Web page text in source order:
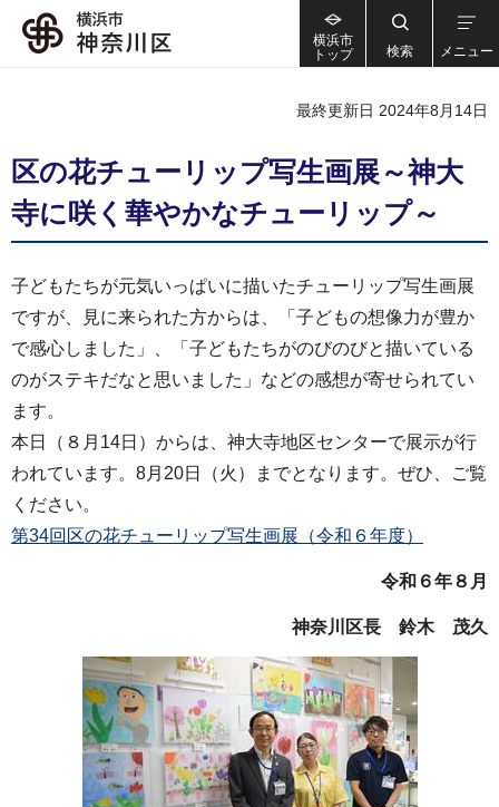
横浜市
トップ
検索 メニュー
最終更新日 2024年8月14日
区の花チューリップ写生画展～神大
寺に咲く華やかなチューリップ～
子どもたちが元気いっぱいに描いたチューリップ写生画展
ですが、見に来られた方からは、「子どもの想像力が豊か
で感心しました」、「子どもたちがのびのびと描いている
のがステキだなと思いました」などの感想が寄せられてい
ます。
本日（８月14日）からは、神大寺地区センターで展示が行
われています。8月20日（火）までとなります。ぜひ、ご覧
ください。
第34回区の花チューリップ写生画展（令和６年度）
令和６年８月
神奈川区長 鈴木 茂久